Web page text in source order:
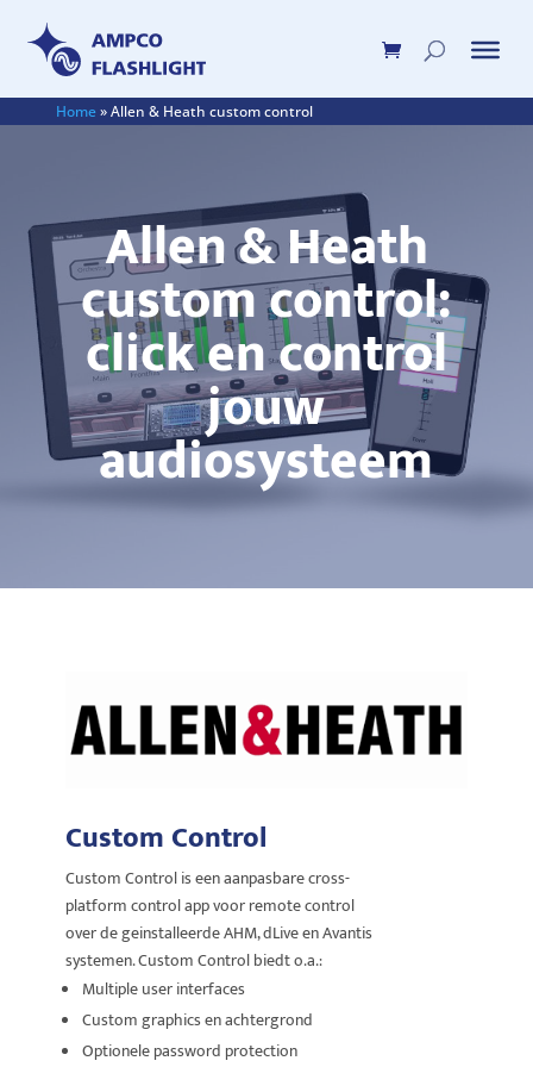
Home»Allen & Heath custom control
Allen & Heath
custom control:
click en control
jouw
audiosysteem
Custom Control
Custom Control is een aanpasbare cross-
platform control app voor remote control
over de geinstalleerde AHM, dLive en Avantis
systemen. Custom Control biedt o.a.:
Multiple user interfaces
Custom graphics en achtergrond
Optionele password protection